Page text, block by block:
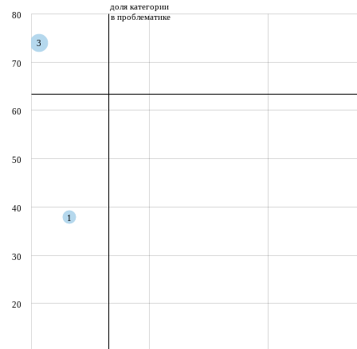
1
3
20
30
40
50
60
70
80
доля категории
в проблематике